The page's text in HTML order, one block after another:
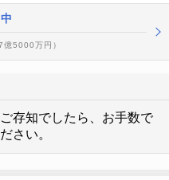
億5000万円）
存知でしたら、お手数で
さい。